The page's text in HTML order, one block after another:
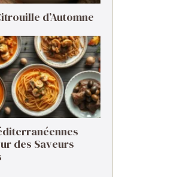
d’Automne
des Saveurs